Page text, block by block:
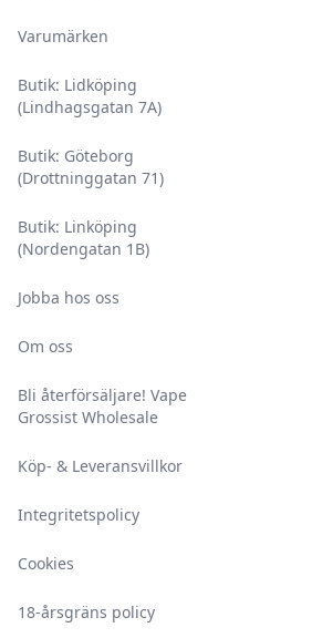
Varumärken
Butik: Lidköping
(Lindhagsgatan 7A)
Butik: Göteborg
(Drottninggatan 71)
Butik: Linköping
(Nordengatan 1B)
Jobba hos oss
Om oss
Bli återförsäljare! Vape
Grossist Wholesale
Köp- & Leveransvillkor
Integritetspolicy
Cookies
18-årsgräns policy